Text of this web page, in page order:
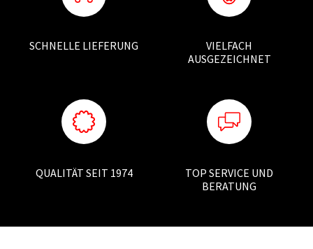
SCHNELLE LIEFERUNG
VIELFACH
AUSGEZEICHNET
QUALITÄT SEIT 1974
TOP SERVICE UND
BERATUNG